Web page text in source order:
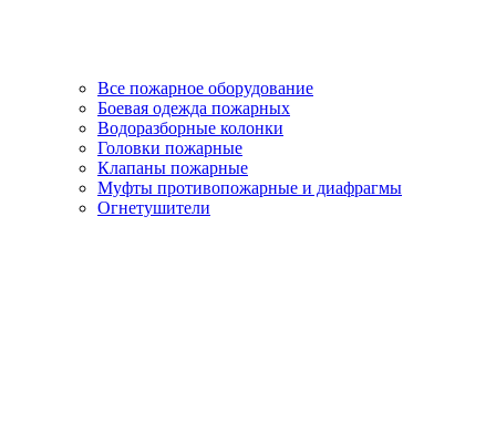
Все пожарное оборудование
Боевая одежда пожарных
Водоразборные колонки
Головки пожарные
Клапаны пожарные
Муфты противопожарные и диафрагмы
Огнетушители